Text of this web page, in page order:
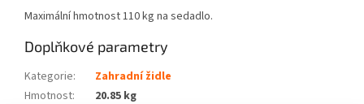
Maximální hmotnost 110 kg na sedadlo.
Doplňkové parametry
Kategorie:
Zahradní židle
Hmotnost:
20.85 kg